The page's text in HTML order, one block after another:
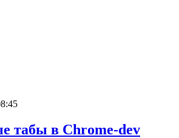
табы в Chrome-dev